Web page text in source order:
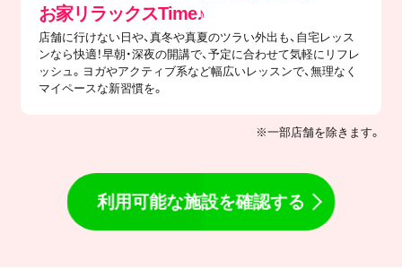
​お家リラックスTime♪
店舗に行けない日や、真冬や真夏のツラい外出も、自宅レッス
ンなら快適！早朝・深夜の開講で、予定に合わせて気軽にリフレ
ッシュ。ヨガやアクティブ系など幅広いレッスンで、無理なく
マイペースな新習慣を。
※一部店舗を除きます。
利用可能な施設を確認する